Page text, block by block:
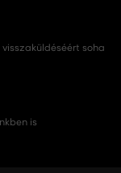
soha
is